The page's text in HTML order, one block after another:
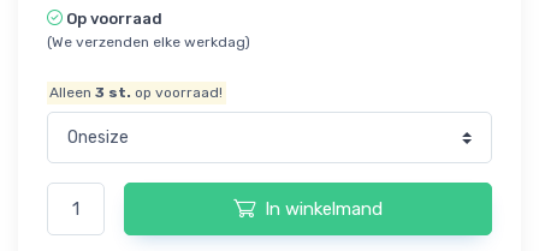
Op voorraad
(We verzenden elke werkdag)
Alleen3 st. op voorraad!
In winkelmand